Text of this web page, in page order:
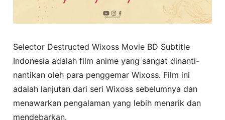
Selector Destructed Wixoss Movie BD Subtitle
Indonesia adalah film anime yang sangat dinanti-
nantikan oleh para penggemar Wixoss. Film ini
adalah lanjutan dari seri Wixoss sebelumnya dan
menawarkan pengalaman yang lebih menarik dan
mendebarkan.